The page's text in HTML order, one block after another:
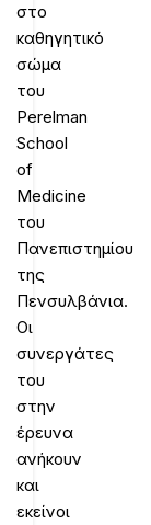
στο
καθηγητικό
σώμα
του
Perelman
School
of
Medicine
του
Πανεπιστημίου
της
Πενσυλβάνια.
Οι
συνεργάτες
του
στην
έρευνα
ανήκουν
και
εκείνοι